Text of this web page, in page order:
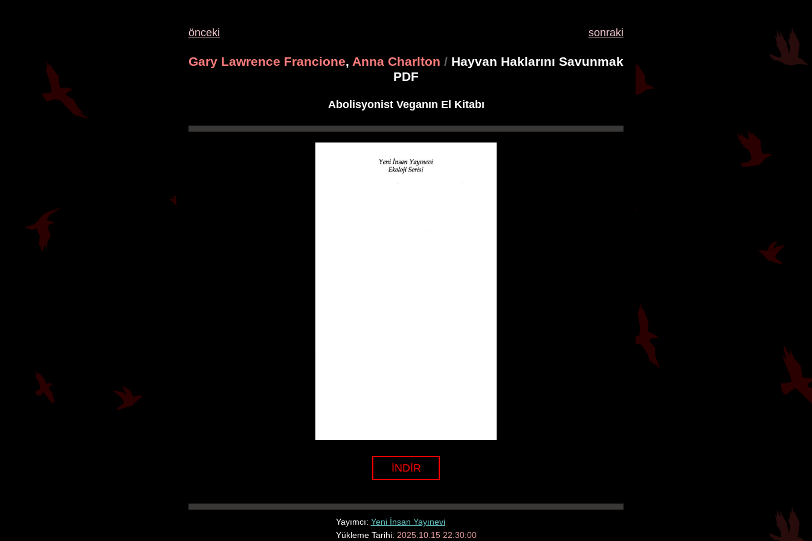
önceki sonraki
Gary Lawrence Francione, Anna Charlton / Hayvan Haklarını Savunmak
PDF
Abolisyonist Veganın El Kitabı
İNDİR
Yayımcı: Yeni İnsan Yayınevi
Yükleme Tarihi: 2025.10.15 22:30:00